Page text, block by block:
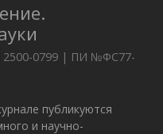
2500-0799 | ПИ №ФС77-
публикуются
и научно-